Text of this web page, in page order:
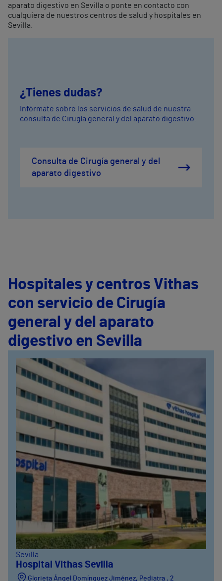
aparato digestivo en Sevilla o ponte en contacto con
cualquiera de nuestros centros de salud y hospitales en
Sevilla.
¿Tienes dudas?
Infórmate sobre los servicios de salud de nuestra
consulta de Cirugía general y del aparato digestivo.
Consulta de Cirugía general y del
aparato digestivo
Hospitales y centros Vithas
con servicio de Cirugía
general y del aparato
digestivo en Sevilla
Sevilla
Hospital Vithas Sevilla
Glorieta Ángel Domínguez Jiménez, Pediatra , 2